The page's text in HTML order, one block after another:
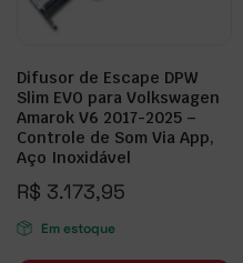
Difusor de Escape DPW
Slim EVO para Volkswagen
Amarok V6 2017-2025 –
Controle de Som Via App,
Aço Inoxidável
R$ 3.173,95
Em estoque